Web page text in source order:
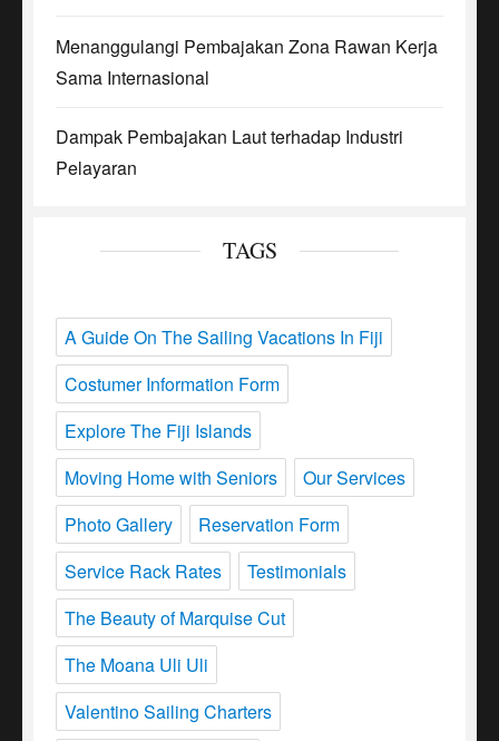
Menanggulangi Pembajakan Zona Rawan Kerja
Sama Internasional
Dampak Pembajakan Laut terhadap Industri
Pelayaran
TAGS
A Guide On The Sailing Vacations In Fiji
Costumer Information Form
Explore The Fiji Islands
Moving Home with Seniors
Our Services
Photo Gallery
Reservation Form
Service Rack Rates
Testimonials
The Beauty of Marquise Cut
The Moana Uli Uli
Valentino Sailing Charters